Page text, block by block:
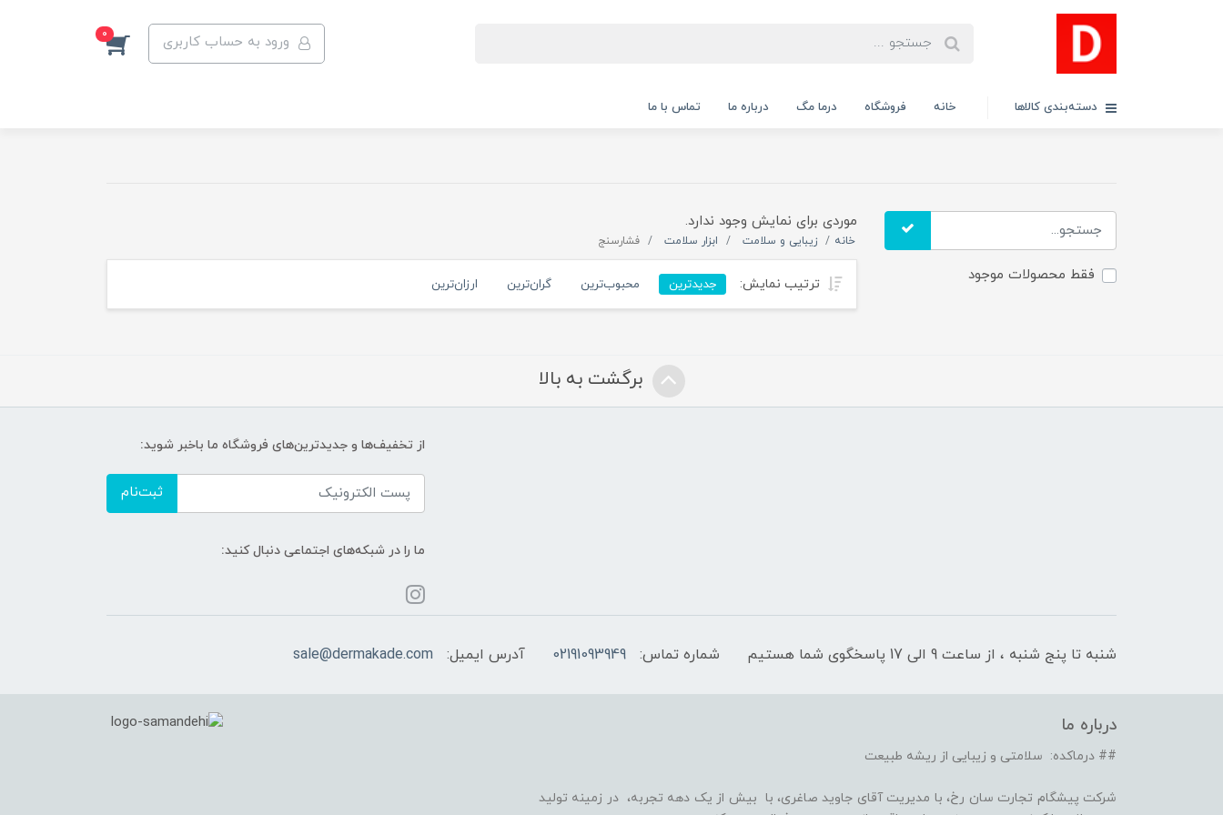
ورود به حساب کاربری 0
دسته‌بندی کالاها خانه فروشگاه درما مگ درباره ما تماس با ما
فقط محصولات موجود
موردی برای نمایش وجود ندارد.
خانه زیبایی و سلامت ابزار سلامت فشارسنج
ترتیب نمایش: جدیدترین محبوب‌ترین گران‌ترین ارزان‌ترین
برگشت به بالا
از تخفیف‌ها و جدیدترین‌های فروشگاه ما باخبر شوید:
ثبت‌نام
ما را در شبکه‌های اجتماعی دنبال کنید:
شنبه تا پنج شنبه ، از ساعت 9 الی 17 پاسخگوی شما هستیم شماره تماس: 02191093949 آدرس ایمیل: sale@dermakade.com
درباره ما
## درماکده: سلامتی و زیبایی از ریشه طبیعت
شرکت پیشگام تجارت سان رخ، با مدیریت آقای جاوید صاغری، با بیش از یک دهه تجربه، در زمینه تولید